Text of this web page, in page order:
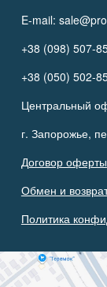
E-mail:
+38 (098) 507-
+38 (050) 502-
Центральный
г. Запорожье,
Договор оферты
Обмен и
Политика